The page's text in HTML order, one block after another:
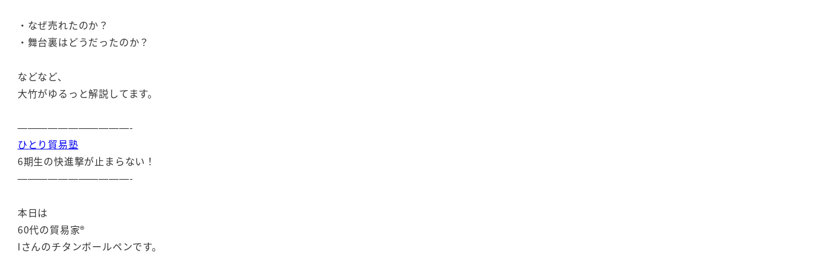
・なぜ売れたのか？
・舞台裏はどうだったのか？
などなど、
大竹がゆるっと解説してます。
———————————-
ひとり貿易塾
6期生の快進撃が止まらない！
———————————-
本日は
60代の貿易家®
Iさんのチタンボールペンです。